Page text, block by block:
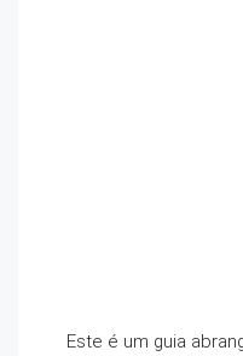
Este é um guia